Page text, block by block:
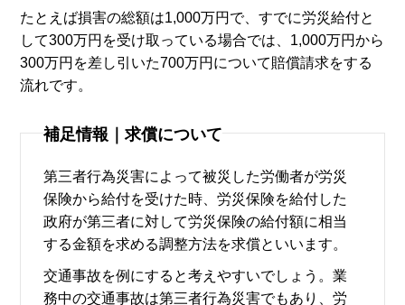
たとえば損害の総額は1,000万円で、すでに労災給付と
して300万円を受け取っている場合では、1,000万円から
300万円を差し引いた700万円について賠償請求をする
流れです。
補足情報｜求償について
第三者行為災害によって被災した労働者が労災
保険から給付を受けた時、労災保険を給付した
政府が第三者に対して労災保険の給付額に相当
する金額を求める調整方法を求償といいます。
交通事故を例にすると考えやすいでしょう。業
務中の交通事故は第三者行為災害でもあり、労